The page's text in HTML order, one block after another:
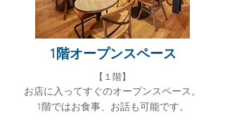
1階オープンスペース
【１階】
お店に入ってすぐのオープンスペース。
1階ではお食事、お話も可能です。